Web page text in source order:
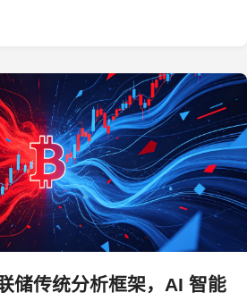
储传统分析框架，AI 智能